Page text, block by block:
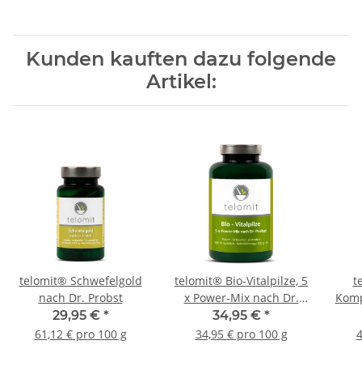
Kunden kauften dazu folgende
Artikel:
telomit® Schwefelgold
nach Dr. Probst
29,95 € *
61,12 € pro 100 g
telomit® Bio-Vitalpilze, 5
x Power-Mix nach Dr.
Probst
34,95 € *
34,95 € pro 100 g